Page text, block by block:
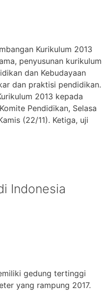
Kurikulum 2013
penyusunan kurikulum
dan Kebudayaan
dan praktisi pendidikan.
2013 kepada
Pendidikan, Selasa
(22/11). Ketiga, uji
Indonesia
gedung tertinggi
yang rampung 2017.